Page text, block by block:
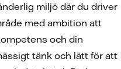
miljö där du driver
med ambition att
och din
tänk och lätt för att